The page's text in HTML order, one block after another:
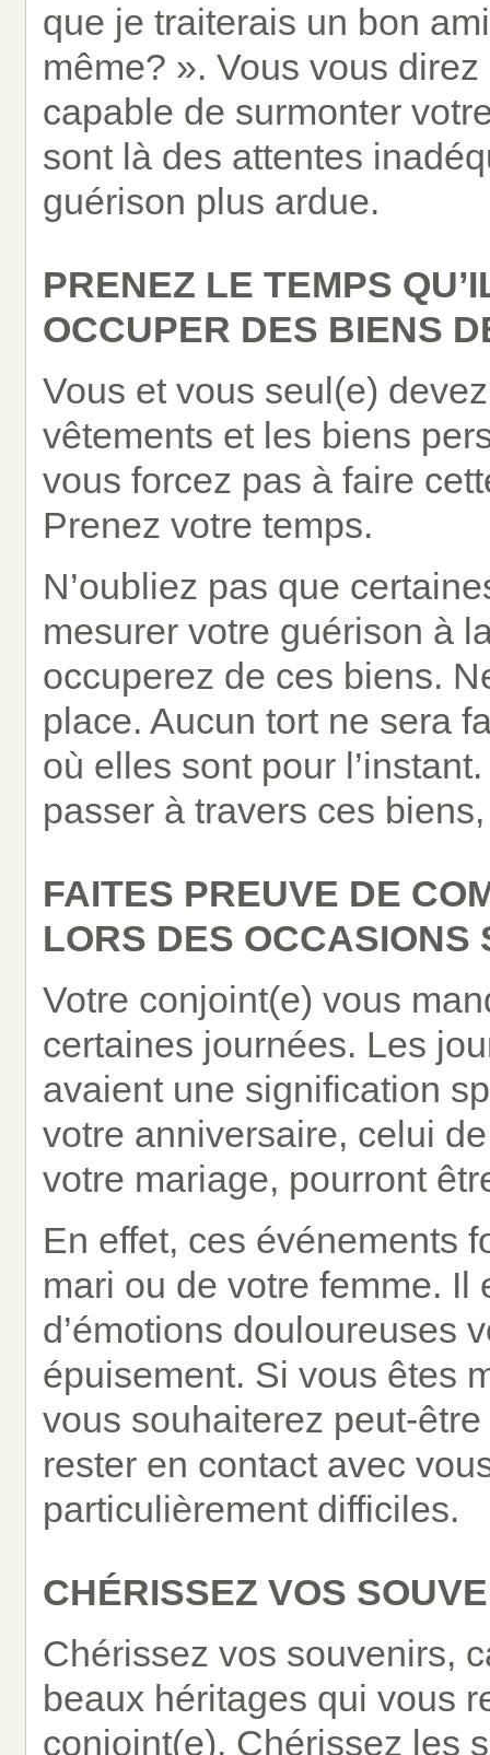
que je traiterais un bon
même? ». Vous vous
capable de surmonter
sont là des attentes
guérison plus ardue.
PRENEZ LE TEMPS
OCCUPER DES BIENS
Vous et vous seul(e)
vêtements et les biens
vous forcez pas à faire
Prenez votre temps.
N’oubliez pas que
mesurer votre guérison à
occuperez de ces biens.
place. Aucun tort ne sera
où elles sont pour
passer à travers ces
FAITES PREUVE DE
LORS DES OCCASIONS
Votre conjoint(e) vous
certaines journées. Les
avaient une signification
votre anniversaire, celui
votre mariage, pourront
En effet, ces événements
mari ou de votre femme. Il
d’émotions douloureuses
épuisement. Si vous êtes
vous souhaiterez peut-
rester en contact avec
particulièrement difficiles.
CHÉRISSEZ VOS
Chérissez vos souvenirs,
beaux héritages qui vous
conjoint(e). Chérissez les